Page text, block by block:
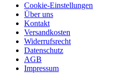
Cookie-Einstellungen
Über uns
Kontakt
Versandkosten
Widerrufsrecht
Datenschutz
AGB
Impressum